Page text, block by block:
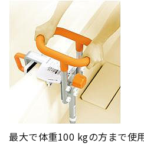
最大で体重100 kgの方まで使